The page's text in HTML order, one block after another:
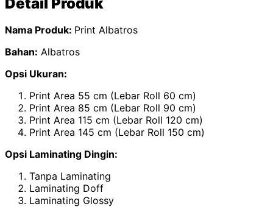
Nama Produk: Print Albatros
Bahan: Albatros
Opsi Ukuran:
Print Area 55 cm (Lebar Roll 60 cm)
Print Area 85 cm (Lebar Roll 90 cm)
Print Area 115 cm (Lebar Roll 120 cm)
Print Area 145 cm (Lebar Roll 150 cm)
Opsi Laminating Dingin:
Tanpa Laminating
Laminating Doff
Laminating Glossy